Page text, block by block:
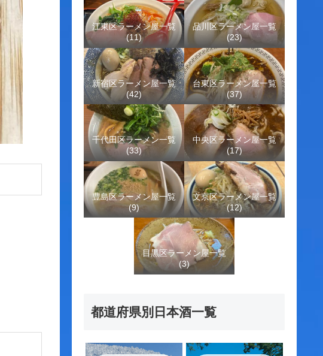
江東区ラーメン屋一覧
(11)
品川区ラーメン屋一覧
(23)
新宿区ラーメン屋一覧
(42)
台東区ラーメン屋一覧
(37)
千代田区ラーメン一覧
(33)
中央区ラーメン屋一覧
(17)
豊島区ラーメン屋一覧
(9)
文京区ラーメン屋一覧
(12)
目黒区ラーメン屋一覧
(3)
都道府県別日本酒一覧